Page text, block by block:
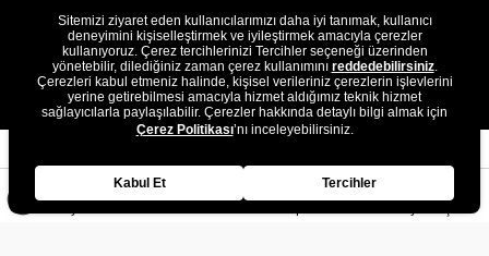
E-Posta Adresi :
musterihizmetleri@gon.com.tr
Sitemizi ziyaret eden kullanıcılarımızı daha iyi tanımak, kullanıcı
deneyimini kişiselleştirmek ve iyileştirmek amacıyla çerezler
kullanıyoruz. Çerez tercihlerinizi Tercihler seçeneği üzerinden
yönetebilir, dilediğiniz zaman çerez kullanımını reddedebilirsiniz.
Çerezleri kabul etmeniz halinde, kişisel verileriniz çerezlerin işlevlerini
yerine getirebilmesi amacıyla hizmet aldığımız teknik hizmet
sağlayıcılarla paylaşılabilir. Çerezler hakkında detaylı bilgi almak için
Çerez Politikası’nı inceleyebilirsiniz.
Kabul Et Tercihler